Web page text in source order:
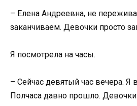
– Елена Андреевна, не
заканчиваем. Девочки просто
Я посмотрела на часы.
– Сейчас девятый час вечера. Я
Полчаса давно прошло. Девочки